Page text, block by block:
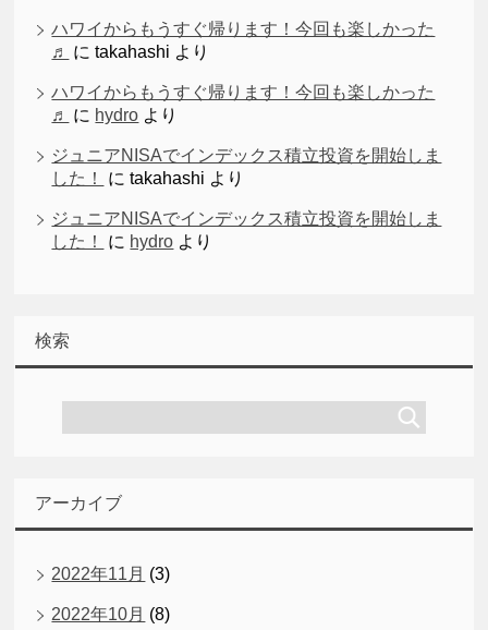
ハワイからもうすぐ帰ります！今回も楽しかった
♬
にtakahashi より
ハワイからもうすぐ帰ります！今回も楽しかった
♬
に hydro より
ジュニアNISAでインデックス積立投資を開始しま
した！
にtakahashi より
ジュニアNISAでインデックス積立投資を開始しま
した！
に hydro より
検索
アーカイブ
2022年11月 (3)
2022年10月 (8)